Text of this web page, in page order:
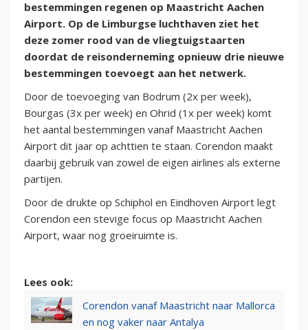
bestemmingen regenen op Maastricht Aachen
Airport. Op de Limburgse luchthaven ziet het
deze zomer rood van de vliegtuigstaarten
doordat de reisonderneming opnieuw drie nieuwe
bestemmingen toevoegt aan het netwerk.
Door de toevoeging van Bodrum (2x per week),
Bourgas (3x per week) en Ohrid (1x per week) komt
het aantal bestemmingen vanaf Maastricht Aachen
Airport dit jaar op achttien te staan. Corendon maakt
daarbij gebruik van zowel de eigen airlines als externe
partijen.
Door de drukte op Schiphol en Eindhoven Airport legt
Corendon een stevige focus op Maastricht Aachen
Airport, waar nog groeiruimte is.
Lees ook:
Corendon vanaf Maastricht naar Mallorca
en nog vaker naar Antalya